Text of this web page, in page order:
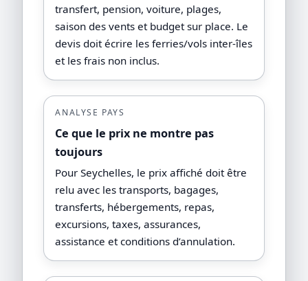
transfert, pension, voiture, plages,
saison des vents et budget sur place. Le
devis doit écrire les ferries/vols inter-îles
et les frais non inclus.
ANALYSE PAYS
Ce que le prix ne montre pas
toujours
Pour Seychelles, le prix affiché doit être
relu avec les transports, bagages,
transferts, hébergements, repas,
excursions, taxes, assurances,
assistance et conditions d’annulation.